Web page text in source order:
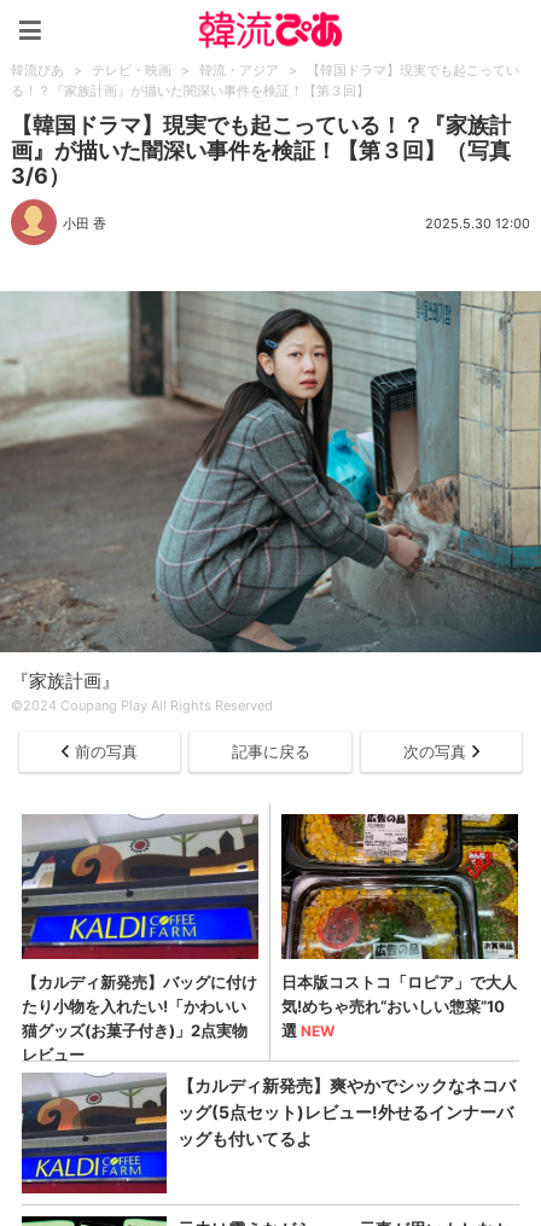
韓流ぴあ > テレビ・映画 > 韓流・アジア >
【韓国ドラマ】現実でも起こってい
る！？『家族計画』が描いた闇深い事件を検証！【第３回】
【韓国ドラマ】現実でも起こっている！？『家族計
画』が描いた闇深い事件を検証！【第３回】（写真
3/6）
小田 香 2025.5.30 12:00
『家族計画』
©2024 Coupang Play All Rights Reserved
前の写真 記事に戻る 次の写真